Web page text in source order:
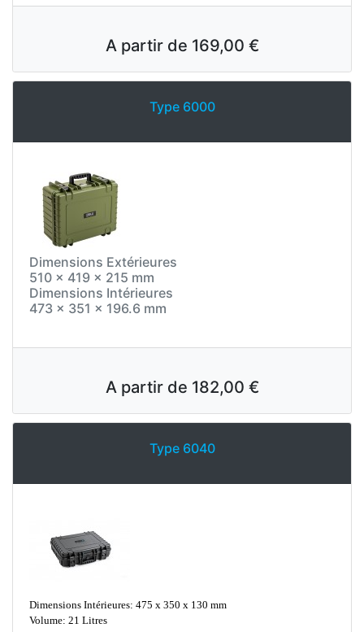
A partir de 169,00 €
Type 6000
Dimensions Extérieures
510 x 419 x 215 mm
Dimensions Intérieures
473 x 351 x 196.6 mm
A partir de 182,00 €
Type 6040
Dimensions Intérieures: 475 x 350 x 130 mm
Volume: 21 Litres